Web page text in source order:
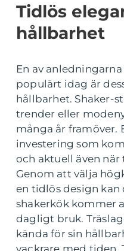
Tidlös
hållbarhet
En av
populärt idag är
hållbarhet. Shaker-
trender eller
många år framöver.
investering som
och aktuell även när
Genom att välja
en tidlös design kan
shakerkök kommer
dagligt bruk.
kända för sin
vackrare med tiden.